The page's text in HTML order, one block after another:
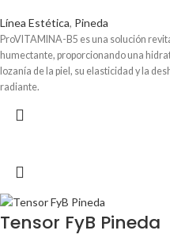
Línea Estética, Pineda
ProVITAMINA-B5 es una solución
humectante, proporcionando una
lozanía de la piel, su elasticidad y la
radiante.
Tensor FyB Pineda